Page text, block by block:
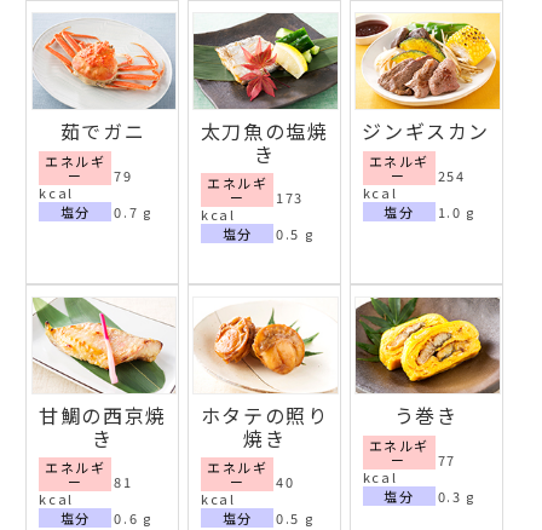
茹でガニ
エネルギ
ー
79
kcal
塩分
0.7 g
太刀魚の塩焼
き
エネルギ
ー
173
kcal
塩分
0.5 g
ジンギスカン
エネルギ
ー
254
kcal
塩分
1.0 g
甘鯛の西京焼
き
エネルギ
ー
81
kcal
塩分
0.6 g
ホタテの照り
焼き
エネルギ
ー
40
kcal
塩分
0.5 g
う巻き
エネルギ
ー
77
kcal
塩分
0.3 g